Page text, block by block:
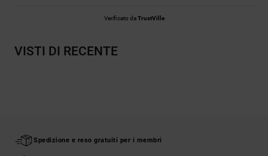
Verificato daTrustVille
VISTI DI RECENTE
Spedizione e reso gratuiti per i membri